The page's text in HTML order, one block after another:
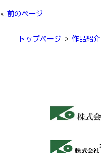
« 前のページ
トップページ > 作品紹介